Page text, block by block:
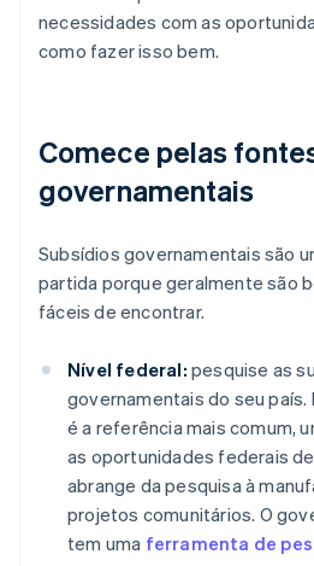
necessidades com as
como fazer isso bem.
Comece pelas
governamentais
Subsídios governamentais são
partida porque geralmente são
fáceis de encontrar.
Nível federal: pesquise as
governamentais do seu país.
é a referência mais comum,
as oportunidades federais
abrange da pesquisa à
projetos comunitários. O
tem uma ferramenta de